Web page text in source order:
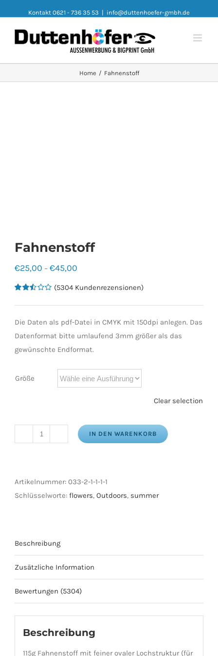
Kontakt 0621 - 736 35 53 | info@duttenhoefer-gmbh.de
Home / Fahnenstoff
Fahnenstoff
€25,00 – €45,00
mit
von 5
auf
(5304Kundenrezensionen)
Die Daten als pdf-Datei in CMYK mit 150dpi anlegen. Das
Datenformat bitte umlaufend 3mm größer als das
gewünschte Endformat.
Größe
Clear selection
IN DEN WARENKORB
Artikelnummer: 033-2-1-1-1-1
Schlüsselworte: flowers, Outdoors, summer
Beschreibung
Zusätzliche Information
Bewertungen (5304)
Beschreibung
115g Fahnenstoff mit feiner ovaler Lochstruktur (für